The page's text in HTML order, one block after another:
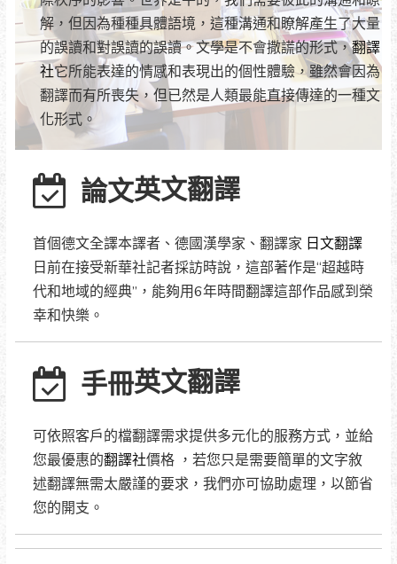
解，但因為種種具體語境，這種溝通和瞭解產生了大量
的誤讀和對誤讀的誤讀。文學是不會撒謊的形式，翻譯
社它所能表達的情感和表現出的個性體驗，雖然會因為
翻譯而有所喪失，但已然是人類最能直接傳達的一種文
化形式。
論文英文翻譯
首個德文全譯本譯者、德國漢學家、翻譯家日文翻譯
日前在接受新華社記者採訪時說，這部著作是“超越時
代和地域的經典”，能夠用6年時間翻譯這部作品感到榮
幸和快樂。
手冊英文翻譯
可依照客戶的檔翻譯需求提供多元化的服務方式，並給
您最優惠的翻譯社價格 ，若您只是需要簡單的文字敘
述翻譯無需太嚴謹的要求，我們亦可協助處理，以節省
您的開支。